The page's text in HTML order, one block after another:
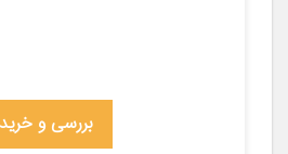
بررسی و خرید